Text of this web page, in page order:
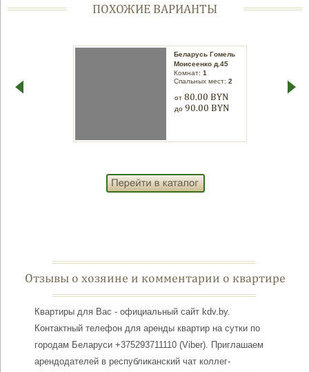
ПОХОЖИЕ ВАРИАНТЫ
Спальных мест:
60.00 BYN
Беларусь Гомель
Моисеенко д.45
Комнат: 1
Спальных мест: 2
от 80.00 BYN
до 90.00 BYN
Отзывы о хозяине и комментарии о квартире
Квартиры для Вас - официальный сайт kdv.by.
Контактный телефон для аренды квартир на сутки по
городам Беларуси +375293711110 (Viber). Приглашаем
арендодателей в республиканский чат коллег-